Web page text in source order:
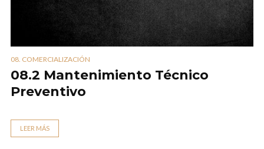
08. COMERCIALIZACIÓN
08.2 Mantenimiento Técnico
Preventivo
LEER MÁS